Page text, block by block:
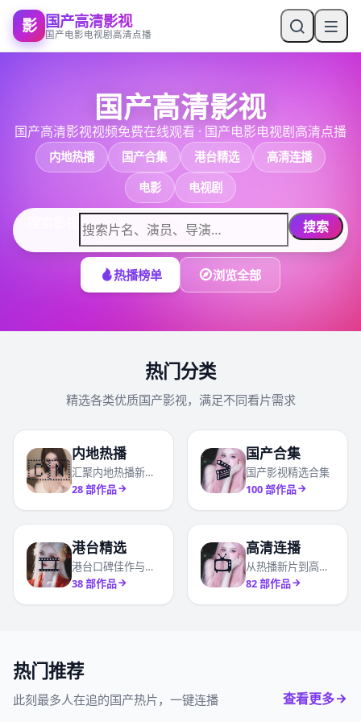
影 国产高清影视
国产电影电视剧高清点播
国产高清影视
国产高清影视视频免费在线观看 · 国产电影电视剧高清点播
内地热播 国产合集 港台精选
高清连播
电影
电视剧
搜索
热播榜单 浏览全部
热门分类
精选各类优质国产影视，满足不同看片需求
🇨🇳
内地热播
汇聚内地热播新剧与高分口碑国产剧
28部作品
🎬
国产合集
国产影视精选合集
100部作品
🎞️
港台精选
港台口碑佳作与经典精选合辑
38部作品
📺
高清连播
从热播新片到高分口碑影视全收录
82部作品
热门推荐
此刻最多人在追的国产热片，一键连播 查看更多